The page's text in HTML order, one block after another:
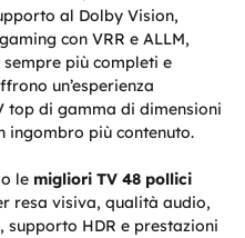
al Dolby Vision,
con VRR e ALLM,
più completi e
un’esperienza
top di gamma di dimensioni
ingombro più contenuto.
le migliori TV 48 pollici
resa visiva, qualità audio,
HDR e prestazioni